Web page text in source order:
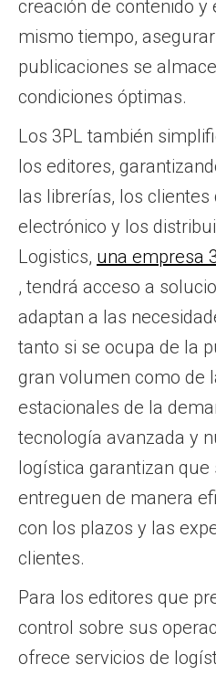
creación de contenido y
mismo tiempo,
publicaciones se
condiciones óptimas.
Los 3PL también
los editores,
las librerías, los clientes
electrónico y los
Logistics, una empresa
, tendrá acceso a
adaptan a las
tanto si se ocupa de la
gran volumen como de
estacionales de la
tecnología avanzada y
logística garantizan que
entreguen de manera
con los plazos y las
clientes.
Para los editores que
control sobre sus
ofrece servicios de